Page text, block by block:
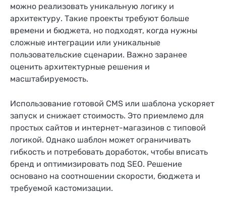
можно реализовать уникальную логику и
архитектуру. Такие проекты требуют больше
времени и бюджета, но подходят, когда нужны
сложные интеграции или уникальные
пользовательские сценарии. Важно заранее
оценить архитектурные решения и
масштабируемость.
Использование готовой CMS или шаблона ускоряет
запуск и снижает стоимость. Это приемлемо для
простых сайтов и интернет-магазинов с типовой
логикой. Однако шаблон может ограничивать
гибкость и потребовать доработок, чтобы вписать
бренд и оптимизировать под SEO. Решение
основано на соотношении скорости, бюджета и
требуемой кастомизации.